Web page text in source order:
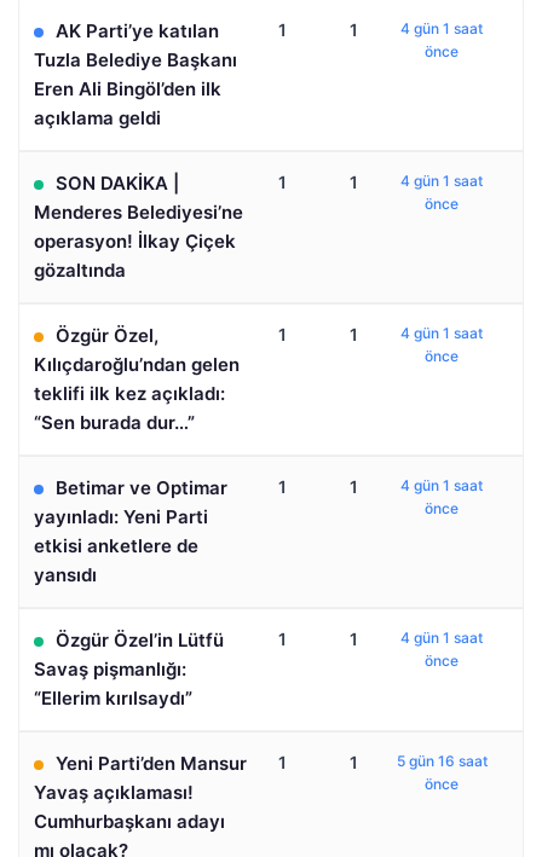
AK Parti’ye katılan
Tuzla Belediye Başkanı
Eren Ali Bingöl’den ilk
açıklama geldi
1 1
4 gün 1 saat
önce
SON DAKİKA |
Menderes Belediyesi’ne
operasyon! İlkay Çiçek
gözaltında
1 1
4 gün 1 saat
önce
Özgür Özel,
Kılıçdaroğlu’ndan gelen
teklifi ilk kez açıkladı:
“Sen burada dur…”
1 1
4 gün 1 saat
önce
Betimar ve Optimar
yayınladı: Yeni Parti
etkisi anketlere de
yansıdı
1 1
4 gün 1 saat
önce
Özgür Özel’in Lütfü
Savaş pişmanlığı:
“Ellerim kırılsaydı”
1 1
4 gün 1 saat
önce
Yeni Parti’den Mansur
Yavaş açıklaması!
Cumhurbaşkanı adayı
mı olacak?
1 1
5 gün 16 saat
önce